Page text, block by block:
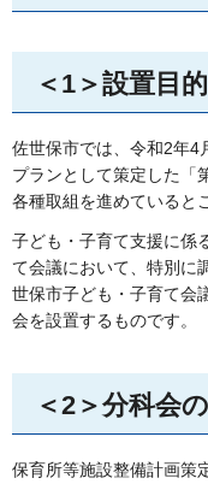
＜1＞設置目的
佐世保市では、令和2年4
プランとして策定した「
各種取組を進めていると
子ども・子育て支援に係
て会議において、特別に
世保市子ども・子育て会
会を設置するものです。
＜2＞分科会
保育所等施設整備計画策